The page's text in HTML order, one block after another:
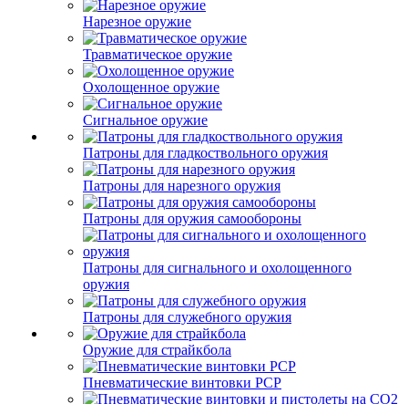
Нарезное оружие
Травматическое оружие
Охолощенное оружие
Сигнальное оружие
Патроны для гладкоствольного оружия
Патроны для нарезного оружия
Патроны для оружия самообороны
Патроны для сигнального и охолощенного
оружия
Патроны для служебного оружия
Оружие для страйкбола
Пневматические винтовки PCP